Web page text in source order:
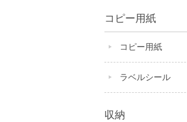
コピー用紙
コピー用紙
ラベルシール
収納